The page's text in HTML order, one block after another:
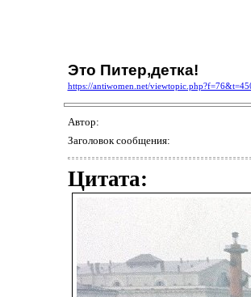
Это Питер,детка!
https://antiwomen.net/
Автор:
Заголовок сообщения:
Цитата: